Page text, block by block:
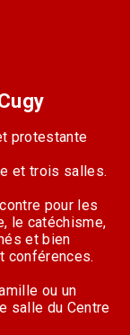
protestante
et trois salles.
pour les
le catéchisme,
et bien
conférences.
ou un
salle du Centre